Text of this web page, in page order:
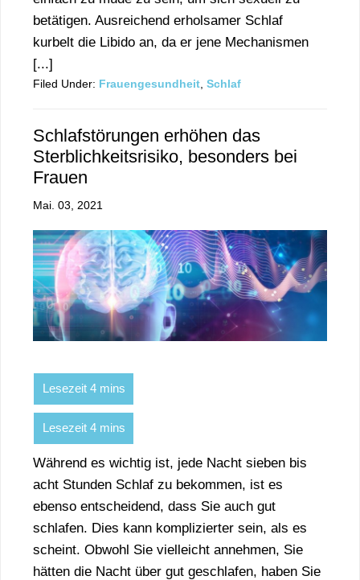
betätigen. Ausreichend erholsamer Schlaf
kurbelt die Libido an, da er jene Mechanismen
[...]
Filed Under: Frauengesundheit Schlaf
Schlafstörungen erhöhen das
Sterblichkeitsrisiko, besonders bei
Frauen
Mai. 03, 2021
Während es wichtig ist, jede Nacht sieben bis
acht Stunden Schlaf zu bekommen, ist es
ebenso entscheidend, dass Sie auch gut
schlafen. Dies kann komplizierter sein, als es
scheint. Obwohl Sie vielleicht annehmen, Sie
hätten die Nacht über gut geschlafen, haben Sie